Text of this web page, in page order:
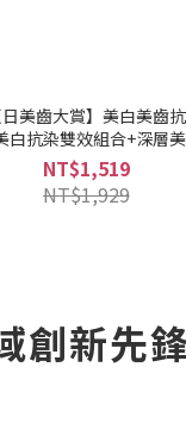
日美齒大賞】美白美齒
白抗染雙效組合+深層
牙膏+精油抗敏牙膏)
NT$1,519
NT$1,929
新先